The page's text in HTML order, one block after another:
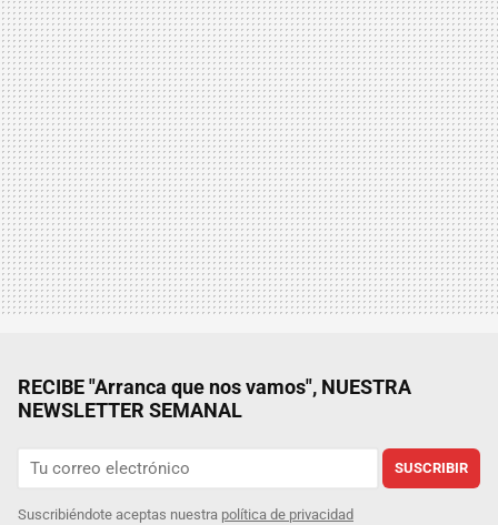
RECIBE "Arranca que nos vamos", NUESTRA
NEWSLETTER SEMANAL
SUSCRIBIR
Suscribiéndote aceptas nuestra política de privacidad